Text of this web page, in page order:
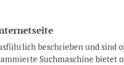
beschrieben und sind
Suchmaschine bietet